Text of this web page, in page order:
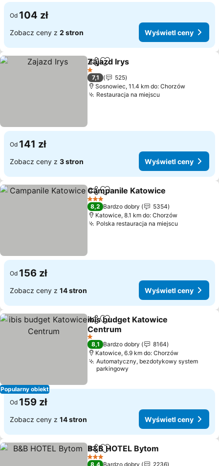
Od 104 zł
Zobacz ceny z 2 stron Wyświetl ceny
Udostępnij
Dodaj do ulubionych
Zajazd Irys
1 Kategoria
7,1
525
Sosnowiec, 11.4 km do: Chorzów
Restauracja na miejscu
Od 141 zł
Zobacz ceny z 3 stron Wyświetl ceny
Udostępnij
Dodaj do ulubionych
Campanile Katowice
3 Kategoria
8,2 Bardzo dobry
5354
Katowice, 8.1 km do: Chorzów
Polska restauracja na miejscu
Od 156 zł
Zobacz ceny z 14 stron Wyświetl ceny
Popularny obiekt
Udostępnij
Dodaj do ulubionych
ibis budget Katowice
Centrum
Wyświetl ceny
1 Kategoria
8,1 Bardzo dobry
8164
Katowice, 6.9 km do: Chorzów
Automatyczny, bezdotykowy system
parkingowy
Od 159 zł
Zobacz ceny z 14 stron Wyświetl ceny
Udostępnij
Dodaj do ulubionych
B&B HOTEL Bytom
3 Kategoria
8,4 Bardzo dobry
2236